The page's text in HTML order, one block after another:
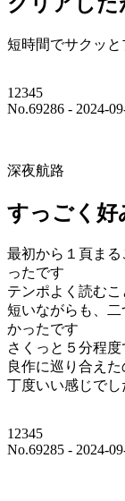
短時間でサクッと
12345
No.69286 - 2024-
深夜航路
すっごく好
最初から１頁ま
ったです
テンポよく読む
短いながらも、
かったです
さくっと５分程
良作に巡り合え
丁度いい感じでし
12345
No.69285 - 2024-